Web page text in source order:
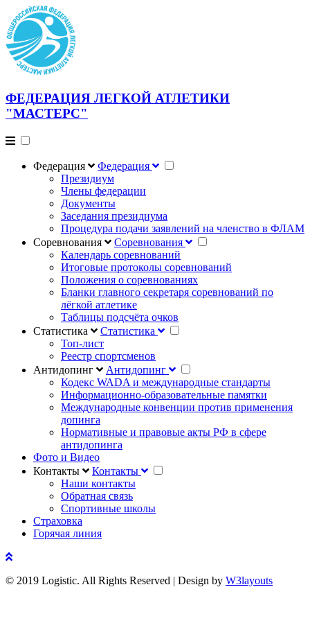
ФЕДЕРАЦИЯ ЛЕГКОЙ АТЛЕТИКИ
"МАСТЕРС"
Федерация
Федерация
Президиум
Члены федерации
Документы
Заседания президиума
Процедура подачи заявлений на членство в ФЛАМ
Соревнования
Соревнования
Календарь соревнований
Итоговые протоколы соревнований
Положения о соревнованиях
Бланки главного секретаря соревнований по
лёгкой атлетике
Таблицы подсчёта очков
Статистика
Статистика
Топ-лист
Реестр спортсменов
Антидопинг
Антидопинг
Кодекс WADA и международные стандарты
Информационно-образовательные памятки
Международные конвенции против применения
допинга
Нормативные и правовые акты РФ в сфере
антидопинга
Фото и Видео
Контакты
Контакты
Наши контакты
Обратная связь
Спортивные школы
Страховка
Горячая линия
© 2019 Logistic. All Rights Reserved | Design by W3layouts